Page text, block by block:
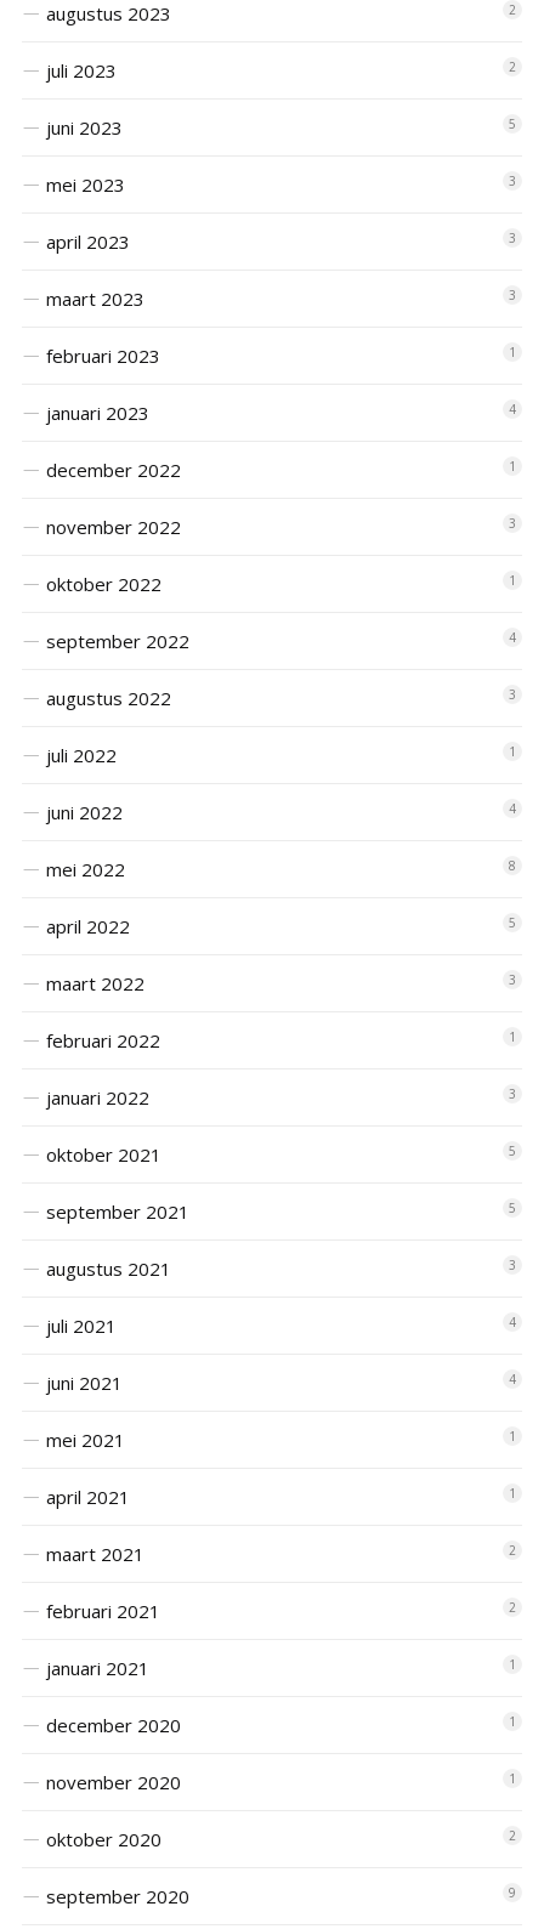
augustus 2023 2
juli 2023 2
juni 2023 5
mei 2023 3
april 2023 3
maart 2023 3
februari 2023 1
januari 2023 4
december 2022 1
november 2022 3
oktober 2022 1
september 2022 4
augustus 2022 3
juli 2022 1
juni 2022 4
mei 2022 8
april 2022 5
maart 2022 3
februari 2022 1
januari 2022 3
oktober 2021 5
september 2021 5
augustus 2021 3
juli 2021 4
juni 2021 4
mei 2021 1
april 2021 1
maart 2021 2
februari 2021 2
januari 2021 1
december 2020 1
november 2020 1
oktober 2020 2
september 2020 9